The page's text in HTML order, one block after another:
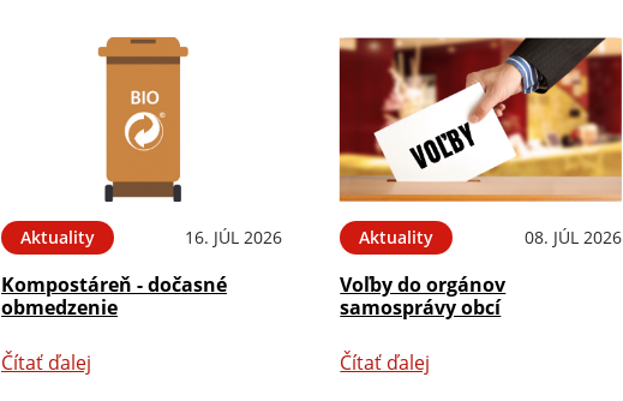
Aktuality 16. JÚL 2026
Kompostáreň - dočasné
obmedzenie
Čítať ďalej
Aktuality 08. JÚL 2026
Voľby do orgánov
samosprávy obcí
Čítať ďalej